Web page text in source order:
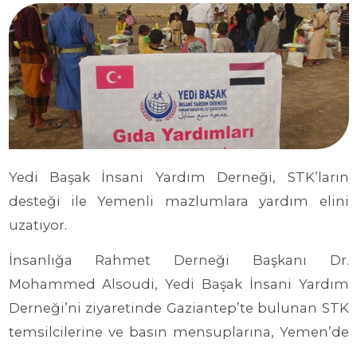
Yedi Başak İnsani Yardım Derneği, STK’ların
desteği ile Yemenli mazlumlara yardım elini
uzatıyor.
İnsanlığa Rahmet Derneği Başkanı Dr.
Mohammed Alsoudi, Yedi Başak İnsani Yardım
Derneği’ni ziyaretinde Gaziantep’te bulunan STK
temsilcilerine ve basın mensuplarına, Yemen’de